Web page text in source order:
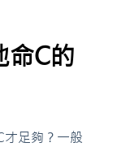
命C的
才足夠？一般